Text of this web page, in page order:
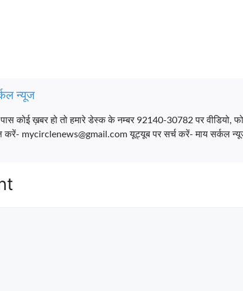
न्यूज
कोई ख़बर हो तो हमारे डेस्क के नम्बर 92140-30782 पर वीडियो,
mycirclenews@gmail.com यूट्यूब पर सर्च करें- माय सर्कल